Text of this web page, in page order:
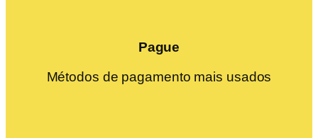
Pague
Métodos de pagamento mais usados